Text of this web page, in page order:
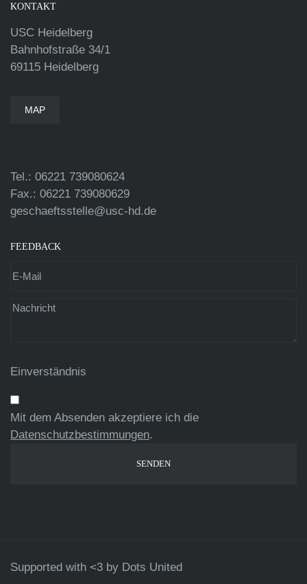
KONTAKT
USC Heidelberg
Bahnhofstraße 34/1
69115 Heidelberg
MAP
Tel.: 06221 739080624
Fax.: 06221 739080629
geschaeftsstelle@usc-hd.de
FEEDBACK
Einverständnis
Mit dem Absenden akzeptiere ich die
Datenschutzbestimmungen.
Supported with <3 by Dots United